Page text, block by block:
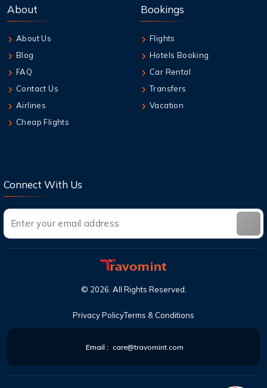
About
About Us
Blog
FAQ
Contact Us
Airlines
Cheap Flights
Bookings
Flights
Hotels Booking
Car Rental
Transfers
Vacation
Connect With Us
© 2026 . All Rights Reserved.
Privacy PolicyTerms & Conditions
Email : care@travomint.com